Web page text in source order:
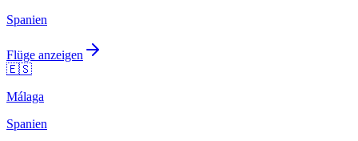
Spanien
Flüge anzeigen
🇪🇸
Málaga
Spanien